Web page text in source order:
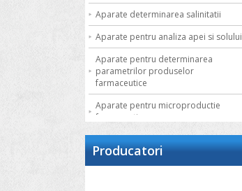
Aparate determinarea salinitatii
Aparate pentru analiza apei si solului
Aparate pentru determinarea
parametrilor produselor
farmaceutice
Aparate pentru microproductie
farmaceutica
Producatori